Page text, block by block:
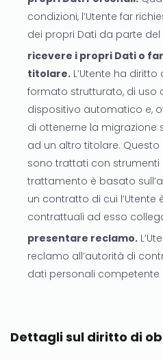
condizioni, l’Utente far
dei propri Dati da parte del
ricevere i propri Dati o
titolare. L’Utente ha
formato strutturato, di uso
dispositivo automatico e,
di ottenerne la migrazione
ad un altro titolare.
sono trattati con strumenti
trattamento è basato
un contratto di cui l’Utente
contrattuali ad esso
presentare reclamo.
reclamo all’autorità di
dati personali competente
Dettagli sul diritto di